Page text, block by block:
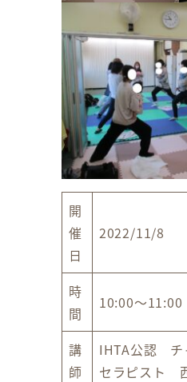
開
催
日
2022/11/8
時
間
10:00～11:00
講
師
IHTA公認 チ
セラピスト